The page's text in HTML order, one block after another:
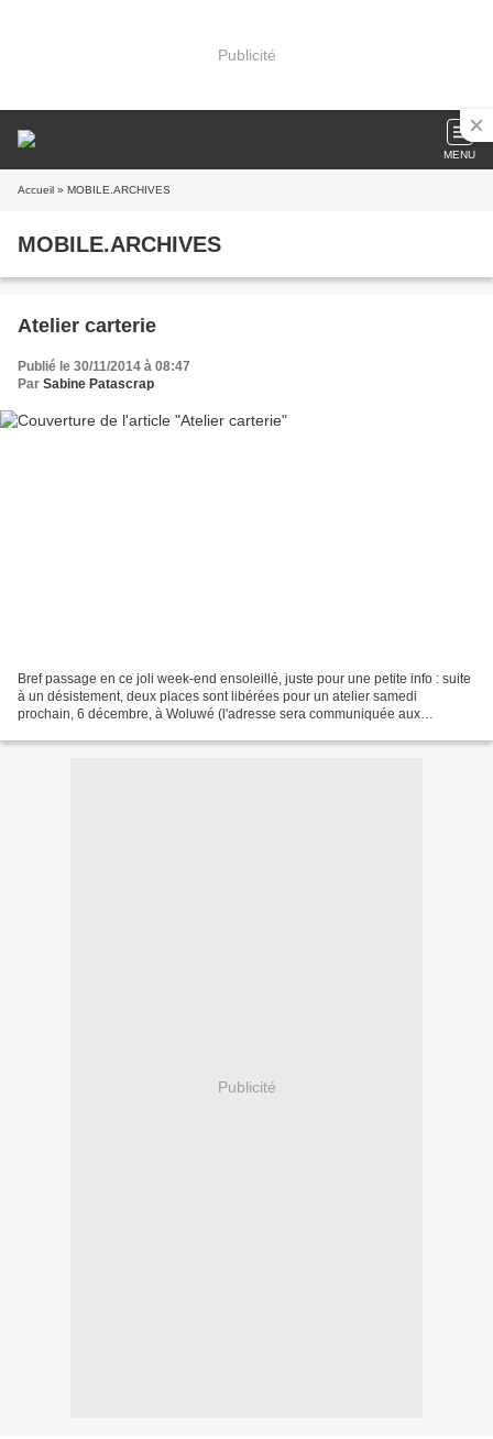
Publicité
MENU
Accueil » MOBILE.ARCHIVES
MOBILE.ARCHIVES
Atelier carterie
Publié le 30/11/2014 à 08:47
Par Sabine Patascrap
Bref passage en ce joli week-end ensoleillé, juste pour une petite info : suite
à un désistement, deux places sont libérées pour un atelier samedi
prochain, 6 décembre, à Woluwé (l'adresse sera communiquée aux
Publicité